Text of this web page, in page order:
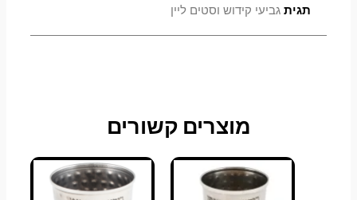
תגית גביעי קידוש וסטים ליין
מוצרים קשורים